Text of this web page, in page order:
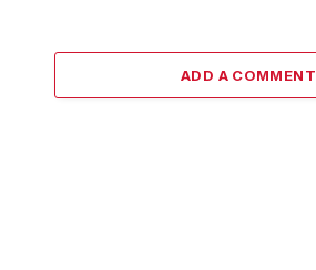
ADD A COMMENT